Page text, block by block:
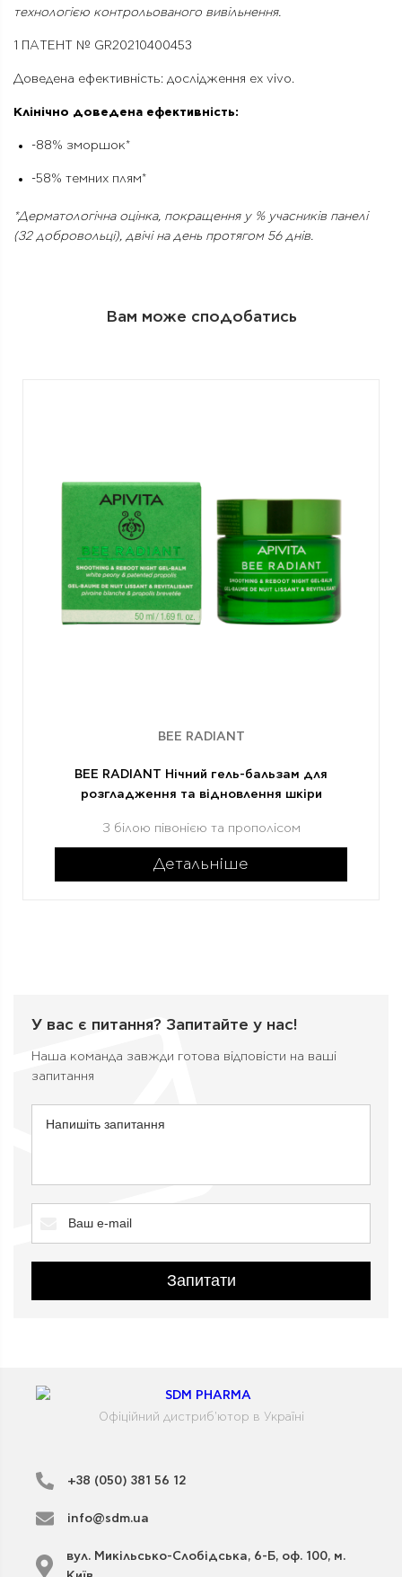
технологією контрольованого вивільнення.
1 ПАТЕНТ № GR20210400453
Доведена ефективність: дослідження ex vivo.
Клінічно доведена ефективність:
-88% зморшок*
-58% темних плям*
*Дерматологічна оцінка, покращення у % учасників панелі
(32 добровольці), двічі на день протягом 56 днів.
Вам може сподобатись
BEE RADIANT
BEE RADIANT Нічний гель-бальзам для
розгладження та відновлення шкіри
З білою півонією та прополісом
Детальніше
У вас є питання? Запитайте у нас!
Наша команда завжди готова відповісти на ваші
запитання
Запитати
Офіційний дистриб'ютор в Україні
+38 (050) 381 56 12
info@sdm.ua
вул. Микільсько-Слобідська, 6-Б, оф. 100, м.